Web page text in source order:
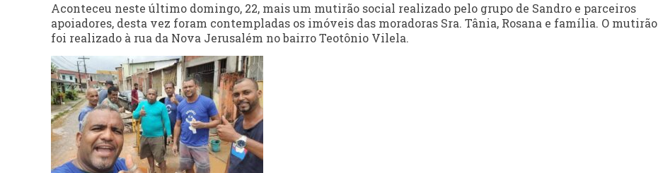
Aconteceu neste último domingo, 22, mais um mutirão social realizado pelo grupo de Sandro e parceiros
apoiadores, desta vez foram contempladas os imóveis das moradoras Sra. Tânia, Rosana e família. O mutirão
foi realizado à rua da Nova Jerusalém no bairro Teotônio Vilela.